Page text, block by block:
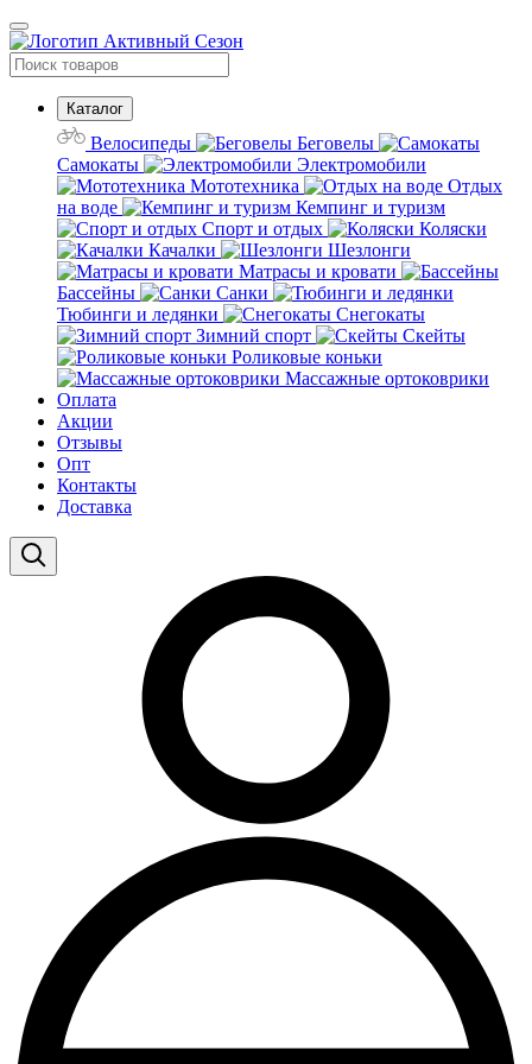
Каталог
Велосипеды
Беговелы
Самокаты
Электромобили
Мототехника
Отдых
на воде
Кемпинг и туризм
Спорт и отдых
Коляски
Качалки
Шезлонги
Матрасы и кровати
Бассейны
Санки
Тюбинги и ледянки
Снегокаты
Зимний спорт
Скейты
Роликовые коньки
Массажные ортоковрики
Оплата
Акции
Отзывы
Опт
Контакты
Доставка